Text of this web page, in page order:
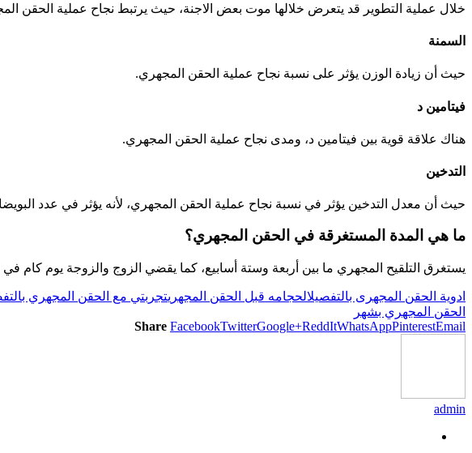
خلال عملية التطوير قد يتعرض خلالها موت بعض الاجنة، حيث يرتبط نجاح عملية الحقن
السمنة
حيث أن زيادة الوزن يؤثر على نسبة نجاح عملية الحقن المجهري.
فيتامين د
هناك علاقة قوية بين فيتامين د، ومدى نجاح عملية الحقن المجهري.
التدخين
حيث أن معدل التدخين يؤثر في نسبة نجاح عملية الحقن المجهري، لأنه يؤثر في عدد
ما هي المدة المستغرقة في الحقن المجهري؟
يستغرق التلقيح المجهري ما بين أربعة وستة أسابيع، كما يقضي الزوج والزوجة يوم كام في
ادوية الحقن المجهرى بالتفصيلالحجامه قبل الحقن المجهريتجربتي مع الحقن المجهري
الحقن المجهري بشهر
Share FacebookTwitterGoogle+ReddItWhatsAppPinterestEmail
admin